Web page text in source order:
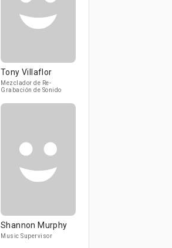
Tony Villaflor
Mezclador de Re-
Grabación de Sonido
Shannon Murphy
Music Supervisor